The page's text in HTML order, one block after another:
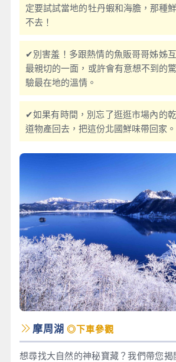
定要試試當地的牡丹蝦和海膽，那種
不去！
✔別害羞！多跟熱情的魚販哥哥姊姊
最親切的一面，或許會有意想不到的
驗最在地的溫情。
✔如果有時間，別忘了逛逛市場內的
道物產回去，把這份北國鮮味帶回家。
摩周湖 ◎下車參觀
想尋找大自然的神秘寶藏？我們帶您